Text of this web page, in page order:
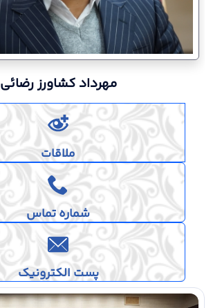
مهرداد کشاورز رضائی
ملاقات
شماره تماس
پست الکترونیک